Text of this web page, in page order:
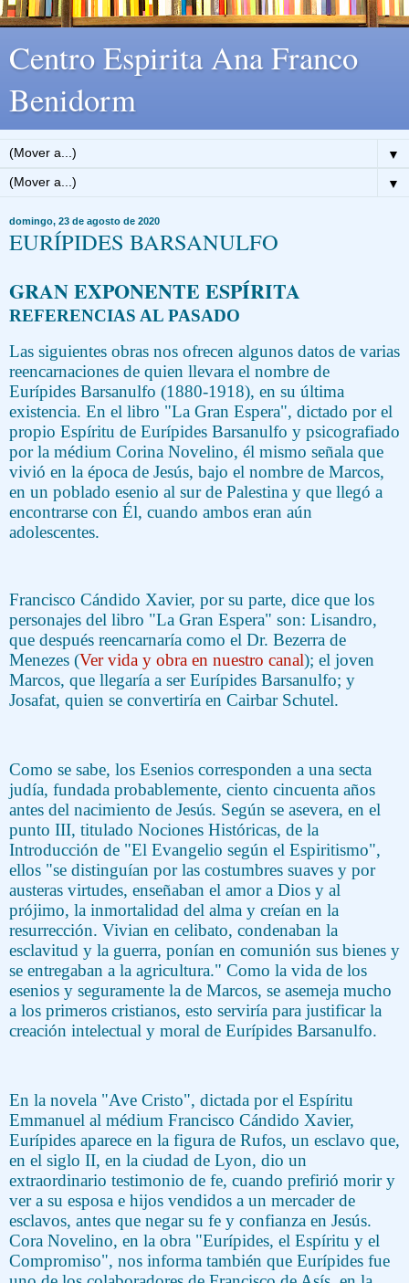
Centro Espirita Ana Franco
Benidorm
▼
▼
domingo, 23 de agosto de 2020
EURÍPIDES BARSANULFO
GRAN EXPONENTE ESPÍRITA
REFERENCIAS AL PASADO
Las siguientes obras nos ofrecen algunos datos de varias
reencarnaciones de quien llevara el nombre de
Eurípides Barsanulfo (1880-1918), en su última
existencia. En el libro "La Gran Espera", dictado por el
propio Espíritu de Eurípides Barsanulfo y psicografiado
por la médium Corina Novelino, él mismo señala que
vivió en la época de Jesús, bajo el nombre de Marcos,
en un poblado esenio al sur de Palestina y que llegó a
encontrarse con Él, cuando ambos eran aún
adolescentes.
Francisco Cándido Xavier, por su parte, dice que los
personajes del libro "La Gran Espera" son: Lisandro,
que después reencarnaría como el Dr. Bezerra de
Menezes (Ver vida y obra en nuestro canal); el joven
Marcos, que llegaría a ser Eurípides Barsanulfo; y
Josafat, quien se convertiría en Cairbar Schutel.
Como se sabe, los Esenios corresponden a una secta
judía, fundada probablemente, ciento cincuenta años
antes del nacimiento de Jesús. Según se asevera, en el
punto III, titulado Nociones Históricas, de la
Introducción de "El Evangelio según el Espiritismo",
ellos "se distinguían por las costumbres suaves y por
austeras virtudes, enseñaban el amor a Dios y al
prójimo, la inmortalidad del alma y creían en la
resurrección. Vivian en celibato, condenaban la
esclavitud y la guerra, ponían en comunión sus bienes y
se entregaban a la agricultura." Como la vida de los
esenios y seguramente la de Marcos, se asemeja mucho
a los primeros cristianos, esto serviría para justificar la
creación intelectual y moral de Eurípides Barsanulfo.
En la novela "Ave Cristo", dictada por el Espíritu
Emmanuel al médium Francisco Cándido Xavier,
Eurípides aparece en la figura de Rufos, un esclavo que,
en el siglo II, en la ciudad de Lyon, dio un
extraordinario testimonio de fe, cuando prefirió morir y
ver a su esposa e hijos vendidos a un mercader de
esclavos, antes que negar su fe y confianza en Jesús.
Cora Novelino, en la obra "Eurípides, el Espíritu y el
Compromiso", nos informa también que Eurípides fue